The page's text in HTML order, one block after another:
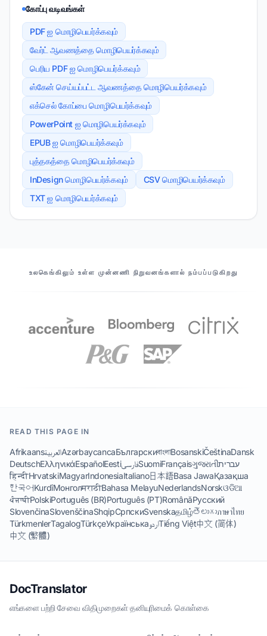
கோப்பு வடிவங்கள்
PDF ஐ மொழிபெயர்க்கவும்
வேர்ட் ஆவணத்தை மொழிபெயர்க்கவும்
பெரிய PDF ஐ மொழிபெயர்க்கவும்
ஸ்கேன் செய்யப்பட்ட ஆவணத்தை மொழிபெயர்க்கவும்
எக்செல் கோப்பை மொழிபெயர்க்கவும்
PowerPoint ஐ மொழிபெயர்க்கவும்
EPUB ஐ மொழிபெயர்க்கவும்
புத்தகத்தை மொழிபெயர்க்கவும்
InDesign மொழிபெயர்க்கவும்
CSV மொழிபெயர்க்கவும்
TXT ஐ மொழிபெயர்க்கவும்
எங்கள் கூட்டாளர்கள்
உலகெங்கிலும் உள்ள முன்னணி நிறுவனங்களால் நம்பப்படுகிறது
READ THIS PAGE IN
AfrikaansالعربيةAzərbaycancaБългарскиবাংলাBosanskiČeštinaDansk
DeutschΕλληνικάEspañolEestiفارسیSuomiFrançaisગુજરાતીעברית
हिन्दीHrvatskiMagyarIndonesiaItaliano日本語Basa JawaҚазақша
한국어KurdîМонголमराठीBahasa MelayuNederlandsNorskଓଡିଆ
ਪੰਜਾਬੀPolskiPortuguês (BR)Português (PT)RomânăРусский
SlovenčinaSlovenščinaShqipСрпскиSvenskaதமிழ்తెలుగుภาษาไทย
TürkmenlerTagalogTürkçeУкраїнськаاردوTiếng Việt中文 (简体)
中文 (繁體)
DocTranslator
எங்களை பற்றி·சேவை விதிமுறைகள்·தனியுரிமைக் கொள்கை